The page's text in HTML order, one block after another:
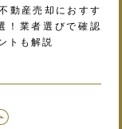
動産売却におすす
！業者選びで確認
トも解説